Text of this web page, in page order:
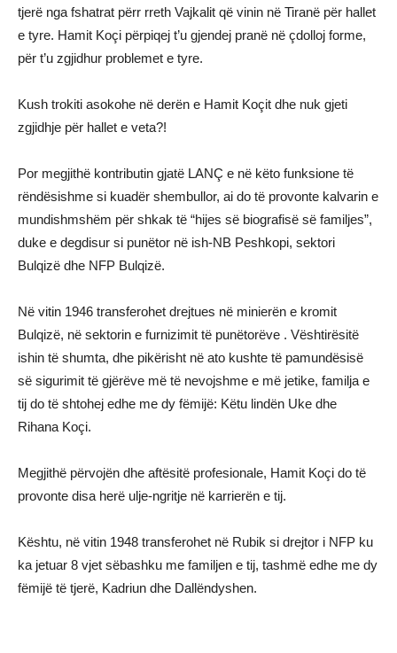
tjerë nga fshatrat përr rreth Vajkalit që vinin në Tiranë për hallet
e tyre. Hamit Koçi përpiqej t’u gjendej pranë në çdolloj forme,
për t’u zgjidhur problemet e tyre.
Kush trokiti asokohe në derën e Hamit Koçit dhe nuk gjeti
zgjidhje për hallet e veta?!
Por megjithë kontributin gjatë LANÇ e në këto funksione të
rëndësishme si kuadër shembullor, ai do të provonte kalvarin e
mundishmshëm për shkak të “hijes së biografisë së familjes”,
duke e degdisur si punëtor në ish-NB Peshkopi, sektori
Bulqizë dhe NFP Bulqizë.
Në vitin 1946 transferohet drejtues në minierën e kromit
Bulqizë, në sektorin e furnizimit të punëtorëve . Vështirësitë
ishin të shumta, dhe pikërisht në ato kushte të pamundësisë
së sigurimit të gjërëve më të nevojshme e më jetike, familja e
tij do të shtohej edhe me dy fëmijë: Këtu lindën Uke dhe
Rihana Koçi.
Megjithë përvojën dhe aftësitë profesionale, Hamit Koçi do të
provonte disa herë ulje-ngritje në karrierën e tij.
Kështu, në vitin 1948 transferohet në Rubik si drejtor i NFP ku
ka jetuar 8 vjet sëbashku me familjen e tij, tashmë edhe me dy
fëmijë të tjerë, Kadriun dhe Dallëndyshen.